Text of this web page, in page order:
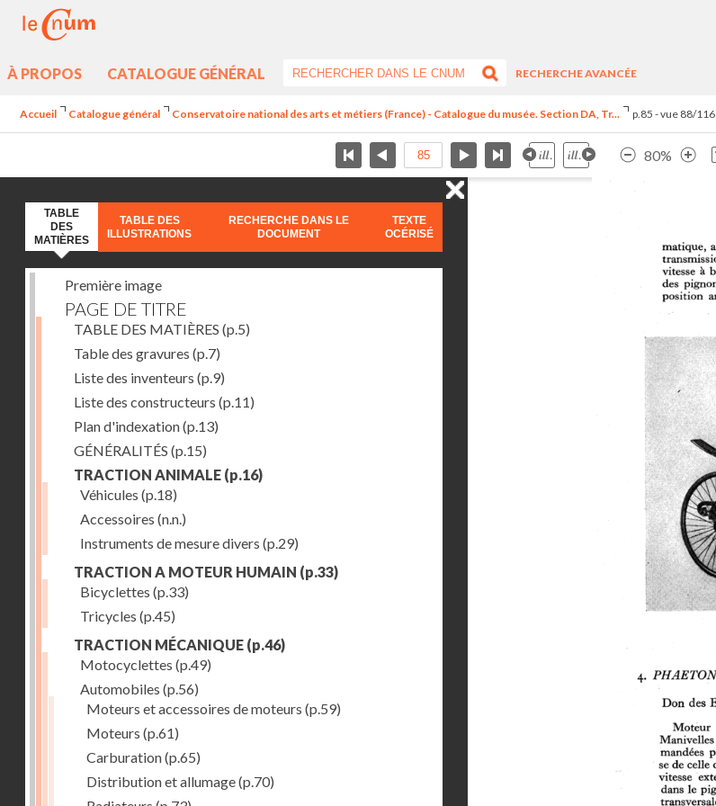
À PROPOS CATALOGUE GÉNÉRAL
RECHERCHE AVANCÉE
Accueil Catalogue général Conservatoire national des arts et métiers (France) - Catalogue du musée. Section DA, Tr... p.85 - vue 88/116
80%
TABLE
DES
MATIÈRES
TABLE DES
ILLUSTRATIONS
RECHERCHE DANS LE
DOCUMENT
TEXTE
OCÉRISÉ
Première image
PAGE DE TITRE
TABLE DES MATIÈRES (p.5)
Table des gravures (p.7)
Liste des inventeurs (p.9)
Liste des constructeurs (p.11)
Plan d'indexation(p.13)
GÉNÉRALITÉS (p.15)
TRACTION ANIMALE (p.16)
Véhicules (p.18)
Accessoires (n.n.)
Instruments de mesure divers (p.29)
TRACTION A MOTEUR HUMAIN (p.33)
Bicyclettes (p.33)
Tricycles (p.45)
TRACTION MÉCANIQUE (p.46)
Motocyclettes (p.49)
Automobiles (p.56)
Moteurs et accessoires de moteurs (p.59)
Moteurs (p.61)
Carburation(p.65)
Distribution et allumage(p.70)